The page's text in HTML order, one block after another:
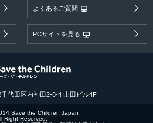
よくあるご質問
PCサイトを見る
代田区内神田2-8-4 山田ビル4F
Save the Children Japan
Right Reserved.